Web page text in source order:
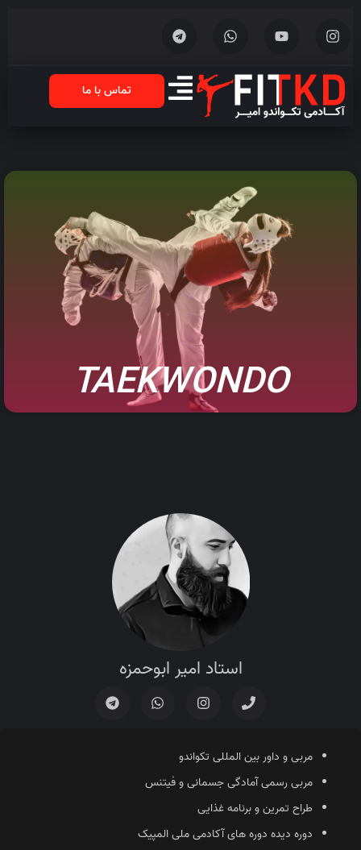
تماس با ما
TAEKWONDO
استاد امیر ابوحمزه
مربی و داور بین المللی تکواندو
مربی رسمی آمادگی جسمانی و فیتنس
طراح تمرین و برنامه غذایی
دوره دیده دوره های آکادمی ملی المپیک